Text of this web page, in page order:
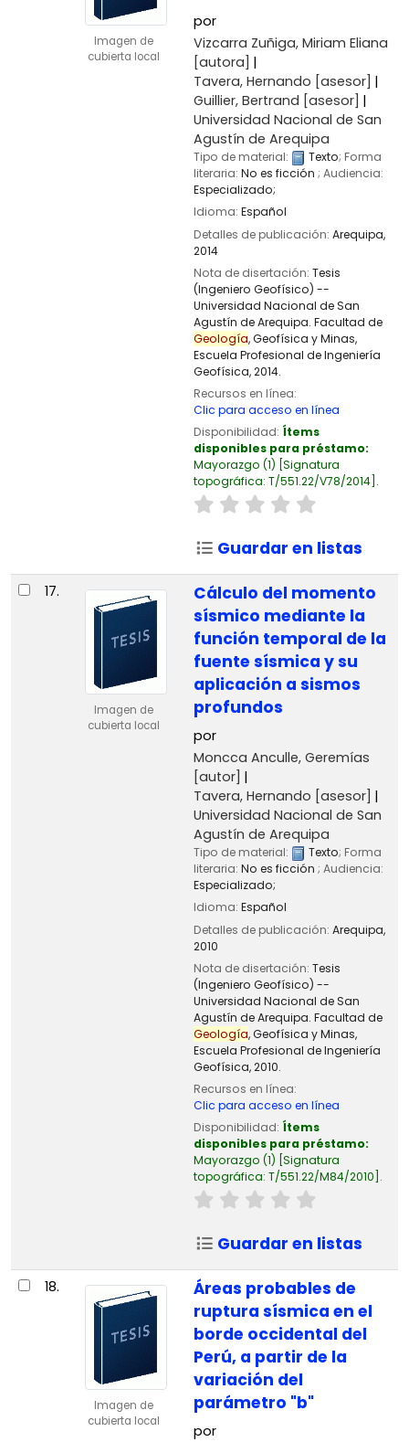
Imagen de
cubierta local
por
Vizcarra Zuñiga, Miriam Eliana
[autora]
Tavera, Hernando [asesor]
Guillier, Bertrand [asesor]
Universidad Nacional de San
Agustín de Arequipa
Tipo de material: Texto; Forma
literaria: No es ficción ; Audiencia:
Especializado;
Idioma: Español
Detalles de publicación: Arequipa,
2014
Nota de disertación: Tesis
(Ingeniero Geofísico) --
Universidad Nacional de San
Agustín de Arequipa. Facultad de
Geología, Geofísica y Minas,
Escuela Profesional de Ingeniería
Geofísica, 2014.
Recursos en línea:
Clic para acceso en línea
Disponibilidad: Ítems
disponibles para préstamo:
Mayorazgo (1) Signatura
topográfica: T/551.22/V78/2014 .
Guardar en listas
17.
Imagen de
cubierta local
Cálculo del momento
sísmico mediante la
función temporal de la
fuente sísmica y su
aplicación a sismos
profundos
por
Moncca Anculle, Geremías
[autor]
Tavera, Hernando [asesor]
Universidad Nacional de San
Agustín de Arequipa
Tipo de material: Texto; Forma
literaria: No es ficción ; Audiencia:
Especializado;
Idioma: Español
Detalles de publicación: Arequipa,
2010
Nota de disertación: Tesis
(Ingeniero Geofísico) --
Universidad Nacional de San
Agustín de Arequipa. Facultad de
Geología, Geofísica y Minas,
Escuela Profesional de Ingeniería
Geofísica, 2010.
Recursos en línea:
Clic para acceso en línea
Disponibilidad: Ítems
disponibles para préstamo:
Mayorazgo (1) Signatura
topográfica: T/551.22/M84/2010 .
Guardar en listas
18.
Imagen de
cubierta local
Áreas probables de
ruptura sísmica en el
borde occidental del
Perú, a partir de la
variación del
parámetro "b"
por